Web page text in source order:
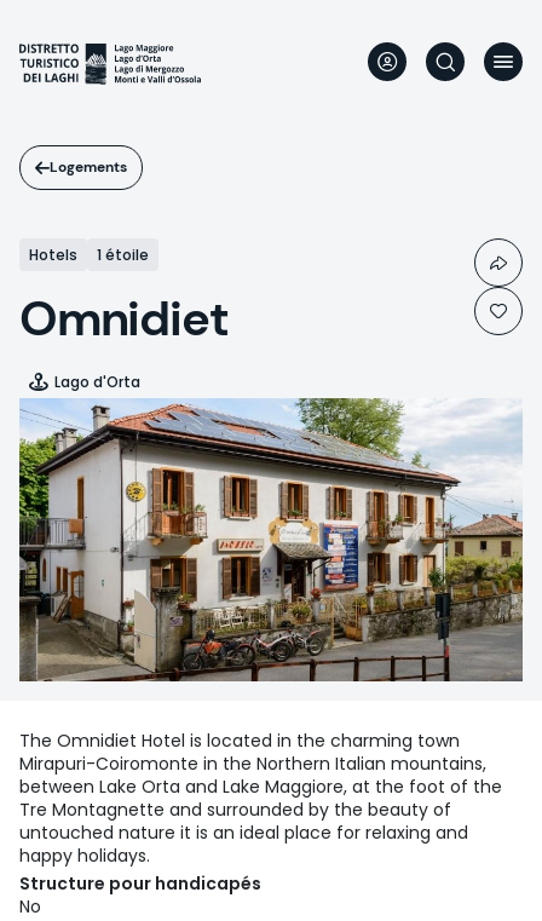
contenu
principal
Logements
Hotels 1 étoile
Omnidiet
Lago d'Orta
The Omnidiet Hotel is located in the charming town
Mirapuri-Coiromonte in the Northern Italian mountains,
between Lake Orta and Lake Maggiore, at the foot of the
Tre Montagnette and surrounded by the beauty of
untouched nature it is an ideal place for relaxing and
happy holidays.
Structure pour handicapés
No